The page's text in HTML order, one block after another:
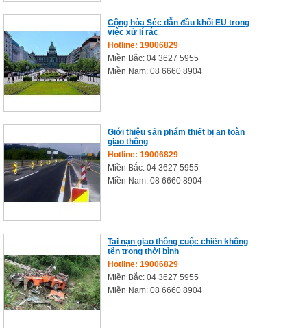
Cộng hòa Séc dẫn đầu khối EU trong
việc xử lí rác
Hotline: 19006829
Miền Bắc: 04 3627 5955
Miền Nam: 08 6660 8904
Giới thiệu sản phẩm thiết bị an toàn
giao thông
Hotline: 19006829
Miền Bắc: 04 3627 5955
Miền Nam: 08 6660 8904
Tai nạn giao thông cuộc chiến không
tên trong thời bình
Hotline: 19006829
Miền Bắc: 04 3627 5955
Miền Nam: 08 6660 8904